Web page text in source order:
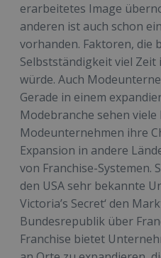
erarbeitetes Image
anderen ist auch schon
vorhanden. Faktoren, die
Selbstständigkeit viel Zeit
würde. Auch
Gerade in einem
Modebranche sehen
Modeunternehmen ihre
Expansion in andere
von Franchise-Systemen.
den USA sehr bekannte
Victoria’s Secret‘ den
Bundesrepublik über
Franchise bietet